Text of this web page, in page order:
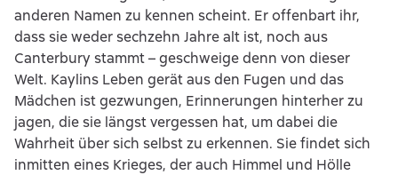
anderen Namen zu kennen scheint. Er offenbart ihr,
dass sie weder sechzehn Jahre alt ist, noch aus
Canterbury stammt – geschweige denn von dieser
Welt. Kaylins Leben gerät aus den Fugen und das
Mädchen ist gezwungen, Erinnerungen hinterher zu
jagen, die sie längst vergessen hat, um dabei die
Wahrheit über sich selbst zu erkennen. Sie findet sich
inmitten eines Krieges, der auch Himmel und Hölle